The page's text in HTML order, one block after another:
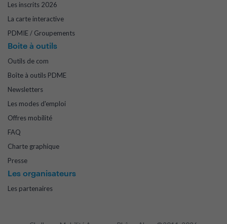
Les inscrits 2026
La carte interactive
PDMIE / Groupements
Boite à outils
Outils de com
Boîte à outils PDME
Newsletters
Les modes d'emploi
Offres mobilité
FAQ
Charte graphique
Presse
Les organisateurs
Les partenaires